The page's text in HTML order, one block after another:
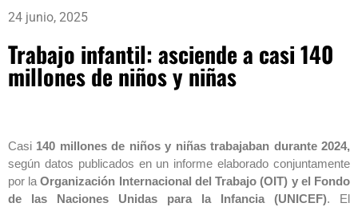
24 junio, 2025
Trabajo infantil: asciende a casi 140
millones de niños y niñas
Casi 140 millones de niños y niñas trabajaban durante 2024,
según datos publicados en un informe elaborado conjuntamente
por laOrganización Internacional del Trabajo (OIT) y el Fondo
de las Naciones Unidas para la Infancia (UNICEF). El